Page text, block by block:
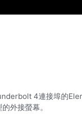
4連接埠的
外接螢幕。